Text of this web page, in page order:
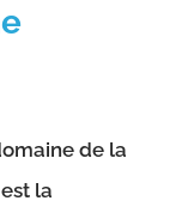
de la
la